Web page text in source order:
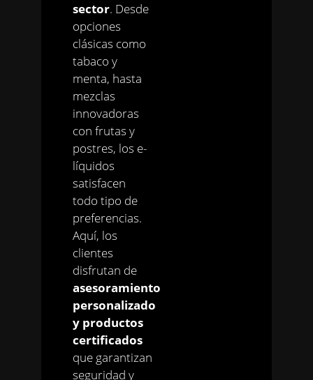
sector. Desde
opciones
clásicas como
tabaco y
menta, hasta
mezclas
innovadoras
con frutas y
postres, los e-
líquidos
satisfacen
todo tipo de
preferencias.
Aquí, los
clientes
disfrutan de
asesoramiento
personalizado
y productos
certificados
que garantizan
seguridad y